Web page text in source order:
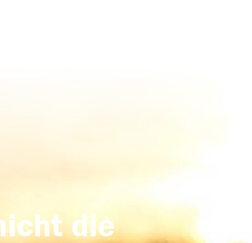
die